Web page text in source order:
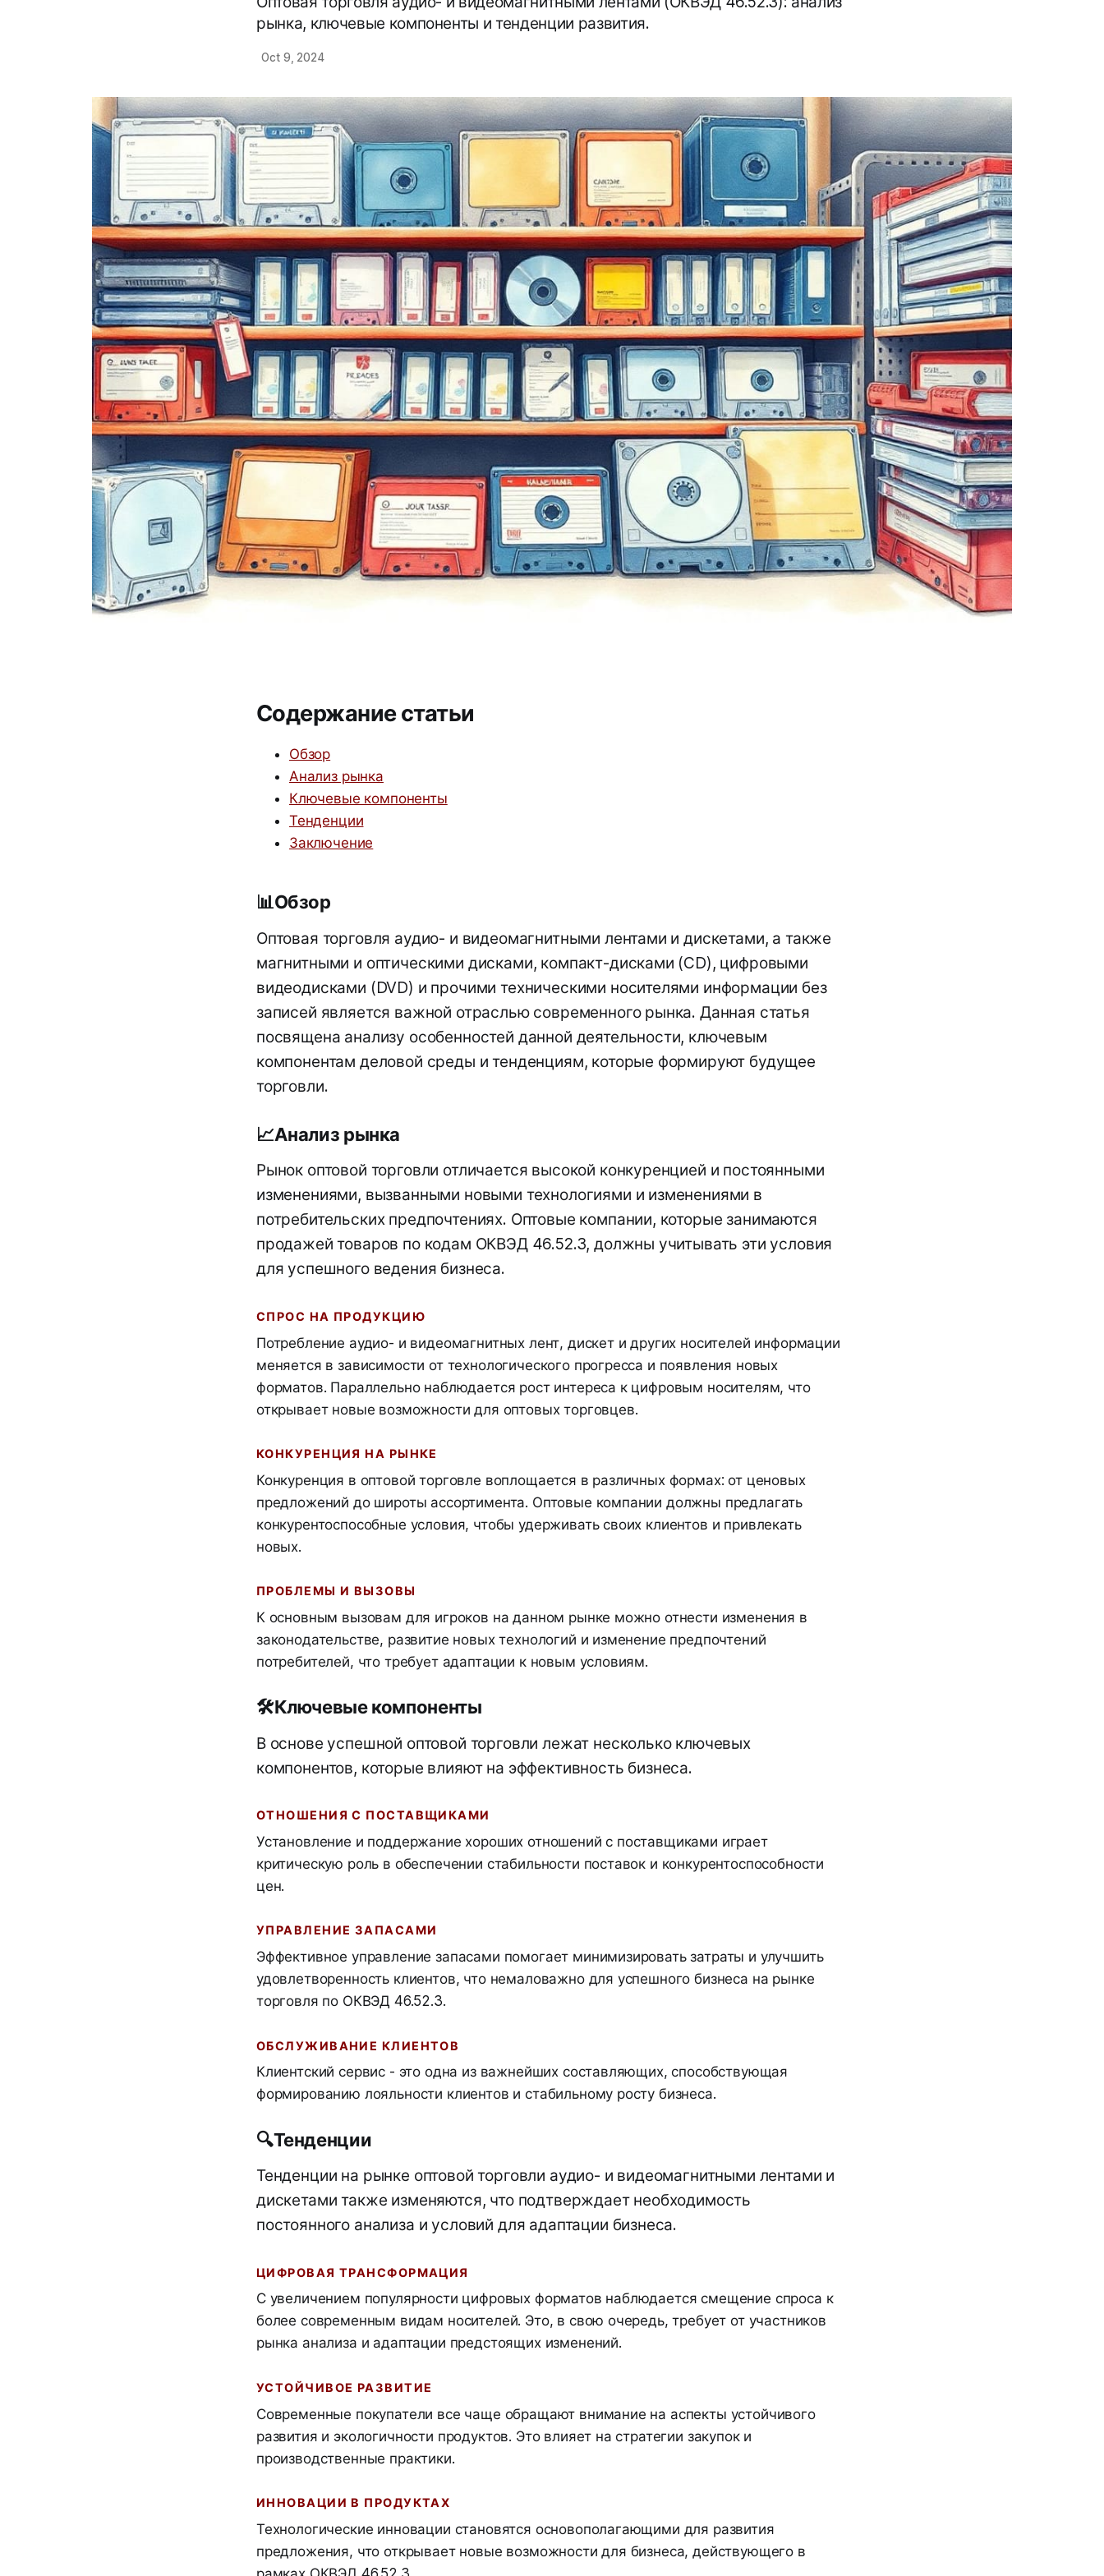
рынка, ключевые компоненты и тенденции развития.
Oct 9, 2024
Содержание статьи
Обзор
Анализ рынка
Ключевые компоненты
Тенденции
Заключение
📊Обзор
Оптовая торговля аудио- и видеомагнитными лентами и дискетами, а также
магнитными и оптическими дисками, компакт-дисками (CD), цифровыми
видеодисками (DVD) и прочими техническими носителями информации без
записей является важной отраслью современного рынка. Данная статья
посвящена анализу особенностей данной деятельности, ключевым
компонентам деловой среды и тенденциям, которые формируют будущее
торговли.
📈Анализ рынка
Рынок оптовой торговли отличается высокой конкуренцией и постоянными
изменениями, вызванными новыми технологиями и изменениями в
потребительских предпочтениях. Оптовые компании, которые занимаются
продажей товаров по кодам ОКВЭД 46.52.3, должны учитывать эти условия
для успешного ведения бизнеса.
СПРОС НА ПРОДУКЦИЮ
Потребление аудио- и видеомагнитных лент, дискет и других носителей информации
меняется в зависимости от технологического прогресса и появления новых
форматов. Параллельно наблюдается рост интереса к цифровым носителям, что
открывает новые возможности для оптовых торговцев.
КОНКУРЕНЦИЯ НА РЫНКЕ
Конкуренция в оптовой торговле воплощается в различных формах: от ценовых
предложений до широты ассортимента. Оптовые компании должны предлагать
конкурентоспособные условия, чтобы удерживать своих клиентов и привлекать
новых.
ПРОБЛЕМЫ И ВЫЗОВЫ
К основным вызовам для игроков на данном рынке можно отнести изменения в
законодательстве, развитие новых технологий и изменение предпочтений
потребителей, что требует адаптации к новым условиям.
🛠️Ключевые компоненты
В основе успешной оптовой торговли лежат несколько ключевых
компонентов, которые влияют на эффективность бизнеса.
ОТНОШЕНИЯ С ПОСТАВЩИКАМИ
Установление и поддержание хороших отношений с поставщиками играет
критическую роль в обеспечении стабильности поставок и конкурентоспособности
цен.
УПРАВЛЕНИЕ ЗАПАСАМИ
Эффективное управление запасами помогает минимизировать затраты и улучшить
удовлетворенность клиентов, что немаловажно для успешного бизнеса на рынке
торговля по ОКВЭД 46.52.3.
ОБСЛУЖИВАНИЕ КЛИЕНТОВ
Клиентский сервис - это одна из важнейших составляющих, способствующая
формированию лояльности клиентов и стабильному росту бизнеса.
🔍Тенденции
Тенденции на рынке оптовой торговли аудио- и видеомагнитными лентами и
дискетами также изменяются, что подтверждает необходимость
постоянного анализа и условий для адаптации бизнеса.
ЦИФРОВАЯ ТРАНСФОРМАЦИЯ
С увеличением популярности цифровых форматов наблюдается смещение спроса к
более современным видам носителей. Это, в свою очередь, требует от участников
рынка анализа и адаптации предстоящих изменений.
УСТОЙЧИВОЕ РАЗВИТИЕ
Современные покупатели все чаще обращают внимание на аспекты устойчивого
развития и экологичности продуктов. Это влияет на стратегии закупок и
производственные практики.
ИННОВАЦИИ В ПРОДУКТАХ
Технологические инновации становятся основополагающими для развития
предложения, что открывает новые возможности для бизнеса, действующего в